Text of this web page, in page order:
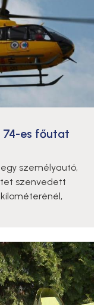
es főutat
személyautó,
szenvedett